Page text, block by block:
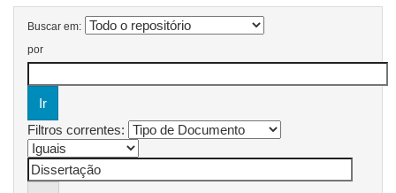
Buscar em:
por
Filtros correntes: